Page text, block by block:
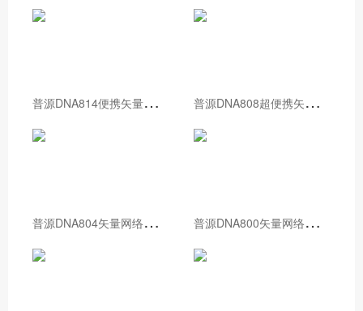
普
源DNA814便携矢量网络分析仪 普
源DNA808超便携矢量网络分析仪
普
源DNA804矢量网络分析仪 普
源DNA800矢量网络分析仪